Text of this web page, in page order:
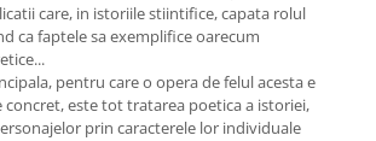
care, in istoriile stiintifice, capata rolul
ca faptele sa exemplifice oarecum
pentru care o opera de felul acesta e
concret, este tot tratarea poetica a istoriei,
prin caracterele lor individuale